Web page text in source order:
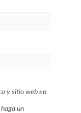
y sitio web en
un